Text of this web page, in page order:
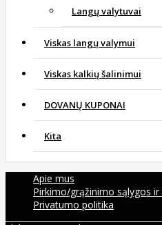
Langų valytuvai
Viskas langų valymui
Viskas kalkių šalinimui
DOVANŲ KUPONAI
Kita
Apie mus
Pirkimo/grąžinimo sąlygos ir
Privatumo politika